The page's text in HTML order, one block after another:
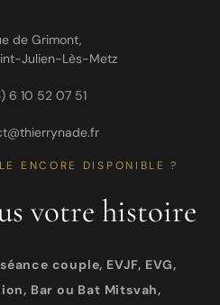
de Grimont,
Julien-Lès-Metz
6 10 52 07 51
ENCORE DISPONIBLE ?
votre histoire
couple, EVJF, EVG,
Bar ou Bat Mitsvah,